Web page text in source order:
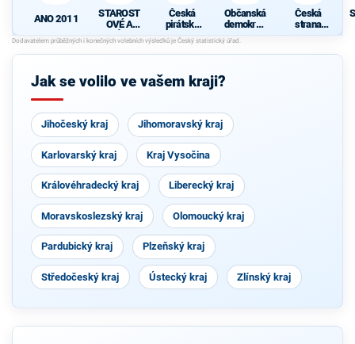
ANO 2011
STAROST
OVÉ A
NEZÁVISL
Í
Česká
pirátská
strana
Občanská
demokrati
cká strana
Česká
strana
sociálně
cká
Jak se volilo ve vašem kraji?
Jihočeský kraj Jihomoravský kraj
Karlovarský kraj Kraj Vysočina
Královéhradecký kraj Liberecký kraj
Moravskoslezský kraj Olomoucký kraj
Pardubický kraj Plzeňský kraj
Středočeský kraj Ústecký kraj Zlínský kraj